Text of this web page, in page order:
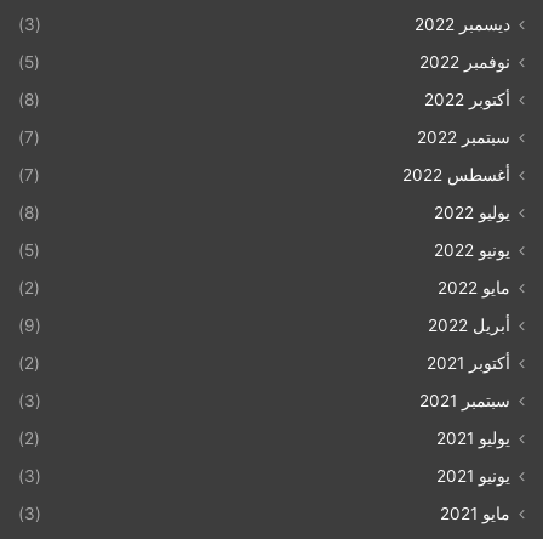
ديسمبر 2022
(3)
نوفمبر 2022
(5)
أكتوبر 2022
(8)
سبتمبر 2022
(7)
أغسطس 2022
(7)
يوليو 2022
(8)
يونيو 2022
(5)
مايو 2022
(2)
أبريل 2022
(9)
أكتوبر 2021
(2)
سبتمبر 2021
(3)
يوليو 2021
(2)
يونيو 2021
(3)
مايو 2021
(3)